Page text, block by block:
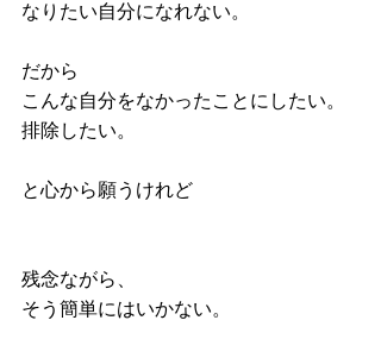
なりたい自分になれない。
だから
こんな自分をなかったことにしたい。
排除したい。
と心から願うけれど
残念ながら、
そう簡単にはいかない。